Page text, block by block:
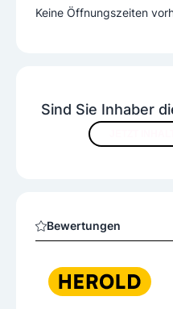
Sind Sie Inhaber
Bewertungen
Keine Öffnungszeiten